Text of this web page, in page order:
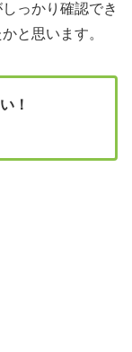
っかり確認でき
と思います。
！